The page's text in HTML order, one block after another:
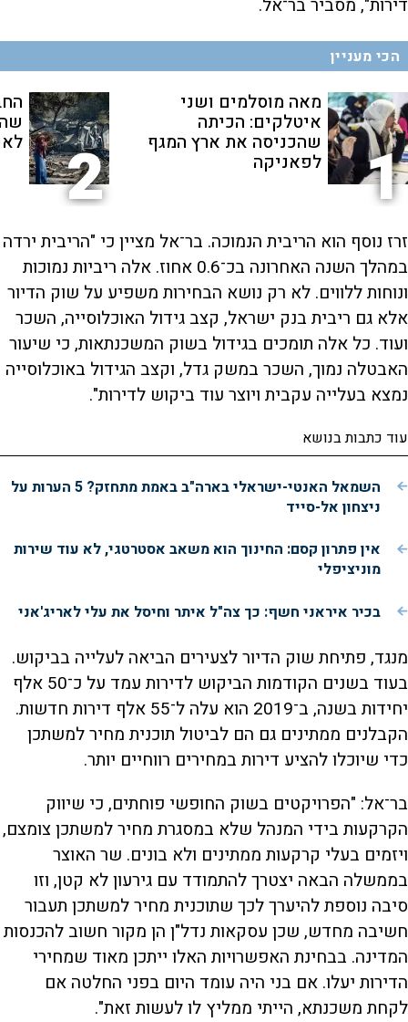
דירות", מסביר בר־אל.
הכי מעניין
1
מאה מוסלמים ושני
איטלקים: הכיתה
שהכניסה את ארץ המגף
לפאניקה 2
זרז נוסף הוא הריבית הנמוכה. בר־אל מציין כי "הריבית ירדה
במהלך השנה האחרונה בכ־0.6 אחוז. אלה ריביות נמוכות
ונוחות ללווים. לא רק נושא הבחירות משפיע על שוק הדיור
אלא גם ריבית בנק ישראל, קצב גידול האוכלוסייה, השכר
ועוד. כל אלה תומכים בגידול בשוק המשכנתאות, כי שיעור
האבטלה נמוך, השכר במשק גדל, וקצב הגידול באוכלוסייה
נמצא בעלייה עקבית ויוצר עוד ביקוש לדירות".
עוד כתבות בנושא
השמאל האנטי-ישראלי בארה"ב באמת מתחזק? 5 הערות על
ניצחון אל-סייד
אין פתרון קסם: החינוך הוא משאב אסטרטגי, לא עוד שירות
מוניציפלי
בכיר איראני חשף: כך צה"ל איתר וחיסל את עלי לאריג'אני
מנגד, פתיחת שוק הדיור לצעירים הביאה לעלייה בביקוש.
בעוד בשנים הקודמות הביקוש לדירות עמד על כ־50 אלף
יחידות בשנה, ב־2019 הוא עלה ל־55 אלף דירות חדשות.
הקבלנים ממתינים גם הם לביטול תוכנית מחיר למשתכן
כדי שיוכלו להציע דירות במחירים רווחיים יותר.
בר־אל: "הפרויקטים בשוק החופשי פוחתים, כי שיווק
הקרקעות בידי המנהל שלא במסגרת מחיר למשתכן צומצם,
ויזמים בעלי קרקעות ממתינים ולא בונים. שר האוצר
בממשלה הבאה יצטרך להתמודד עם גירעון לא קטן, וזו
סיבה נוספת להיערך לכך שתוכנית מחיר למשתכן תעבור
חשיבה מחדש, שכן עסקאות נדל"ן הן מקור חשוב להכנסות
המדינה. בבחינת האפשרויות האלו ייתכן מאוד שמחירי
הדירות יעלו. אם בני היה עומד היום בפני החלטה אם
לקחת משכנתא, הייתי ממליץ לו לעשות זאת".